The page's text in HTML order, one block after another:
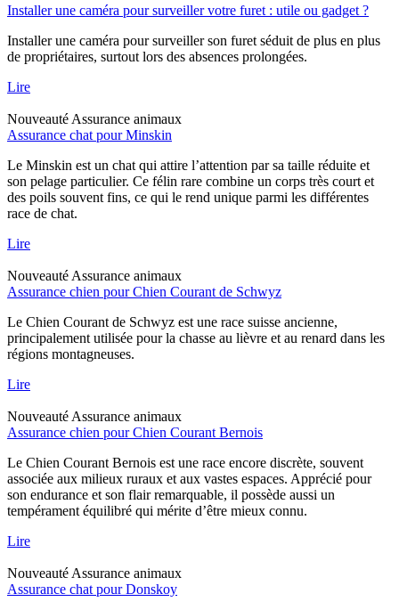
Installer une caméra pour surveiller votre furet : utile ou gadget ?
Installer une caméra pour surveiller son furet séduit de plus en plus
de propriétaires, surtout lors des absences prolongées.
Lire
Nouveauté Assurance animaux
Assurance chat pour Minskin
Le Minskin est un chat qui attire l’attention par sa taille réduite et
son pelage particulier. Ce félin rare combine un corps très court et
des poils souvent fins, ce qui le rend unique parmi les différentes
race de chat.
Lire
Nouveauté Assurance animaux
Assurance chien pour Chien Courant de Schwyz
Le Chien Courant de Schwyz est une race suisse ancienne,
principalement utilisée pour la chasse au lièvre et au renard dans les
régions montagneuses.
Lire
Nouveauté Assurance animaux
Assurance chien pour Chien Courant Bernois
Le Chien Courant Bernois est une race encore discrète, souvent
associée aux milieux ruraux et aux vastes espaces. Apprécié pour
son endurance et son flair remarquable, il possède aussi un
tempérament équilibré qui mérite d’être mieux connu.
Lire
Nouveauté Assurance animaux
Assurance chat pour Donskoy